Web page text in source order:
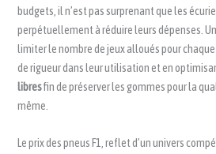
budgets, il n’est pas surprenant que les
perpétuellement à réduire leurs dépenses.
limiter le nombre de jeux alloués pour
de rigueur dans leur utilisation et en
libresfin de préserver les gommes pour la
même.
Le prix des pneus F1, reflet d’un univers